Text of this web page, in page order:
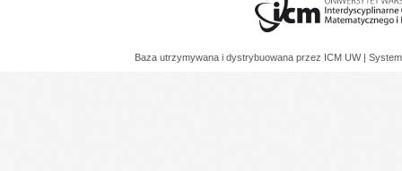
Baza utrzymywana i dystrybuowana przez ICM UW |